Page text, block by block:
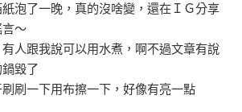
泡了一晚，真的沒啥變，還在ＩＧ分享
～
人跟我說可以用水煮，啊不過文章有說
毀了
刷一下用布擦一下，好像有亮一點